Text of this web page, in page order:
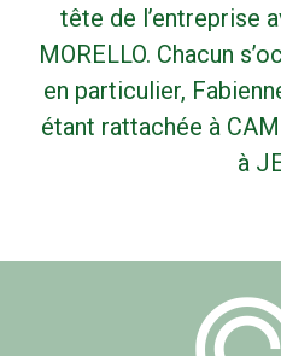
tête de l’entreprise
MORELLO. Chacun
en particulier,
étant rattachée à
à